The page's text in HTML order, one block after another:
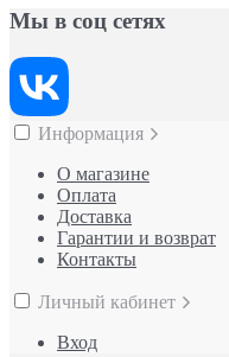
Мы в соц сетях
Информация
О магазине
Оплата
Доставка
Гарантии и возврат
Контакты
Личный кабинет
Вход